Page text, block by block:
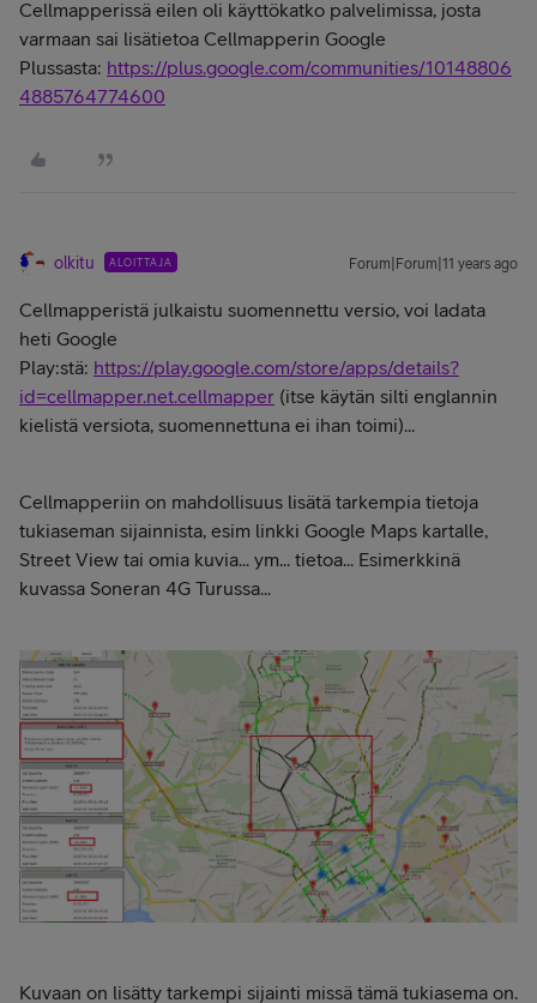
Cellmapperissä eilen oli käyttökatko palvelimissa, josta
varmaan sai lisätietoa Cellmapperin Google
Plussasta: https://plus.google.com/communities/10148806
4885764774600
olkitu ALOITTAJA Forum|Forum|11 years ago
Cellmapperistä julkaistu suomennettu versio, voi ladata
heti Google
Play:stä: https://play.google.com/store/apps/details?
id=cellmapper.net.cellmapper (itse käytän silti englannin
kielistä versiota, suomennettuna ei ihan toimi)...
Cellmapperiin on mahdollisuus lisätä tarkempia tietoja
tukiaseman sijainnista, esim linkki Google Maps kartalle,
Street View tai omia kuvia... ym... tietoa... Esimerkkinä
kuvassa Soneran 4G Turussa...
Kuvaan on lisätty tarkempi sijainti missä tämä tukiasema on.